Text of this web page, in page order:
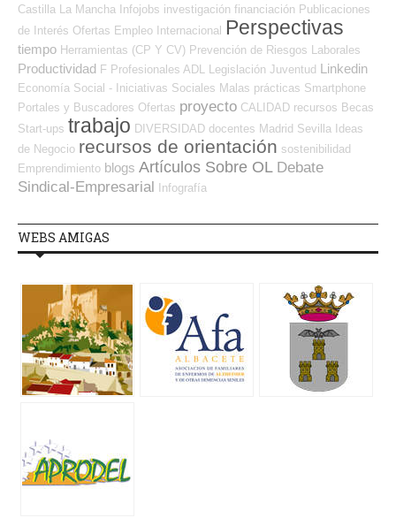
Castilla La Mancha Infojobs investigación financiación Publicaciones
de Interés Ofertas Empleo Internacional Perspectivas
tiempo Herramientas (CP Y CV) Prevención de Riesgos Laborales
Productividad F Profesionales ADL Legislación Juventud Linkedin
Economía Social - Iniciativas Sociales Malas prácticas Smartphone
Portales y Buscadores Ofertas proyecto CALIDAD recursos Becas
Start-ups trabajo DIVERSIDAD docentes Madrid Sevilla Ideas
de Negocio recursos de orientación sostenibilidad
Emprendimiento blogs Artículos Sobre OL Debate
Sindical-Empresarial
Infografía
WEBS AMIGAS